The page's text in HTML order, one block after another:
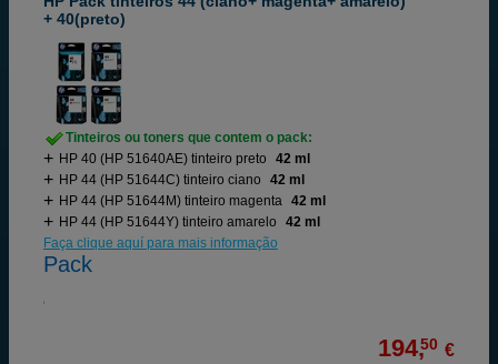
+ 40(preto)
Tinteiros ou toners que contem o pack:
HP 40 (HP 51640AE) tinteiro preto
42 ml
HP 44 (HP 51644C) tinteiro ciano
42 ml
HP 44 (HP 51644M) tinteiro magenta 42 ml
HP 44 (HP 51644Y) tinteiro amarelo
42 ml
Faça clique aquí para mais informação
Pack
194,50 €